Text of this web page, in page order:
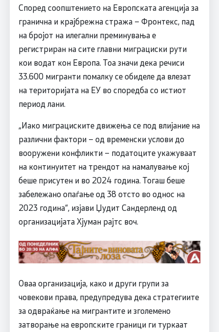
Според соопштението на Европската агенција за
гранична и крајбрежна стража – Фронтекс, пад
на бројот на илегални преминувања е
регистриран на сите главни миграциски рути
кои водат кон Европа. Тоа значи дека речиси
33.600 мигранти помалку се обиделе да влезат
на територијата на ЕУ во споредба со истиот
период лани.
„Иако миграциските движења се под влијание на
различни фактори – од временски услови до
вооружени конфликти – податоците укажуваат
на континуитет на трендот на намалување кој
беше присутен и во 2024 година. Тогаш беше
забележано опаѓање од 38 отсто во однос на
2023 година“, изјави Џудит Сандерленд од
организацијата Хјуман рајтс воч.
Оваа организација, како и други групи за
човекови права, предупредува дека стратегиите
за одвраќање на мигрантите и зголемено
затворање на европските граници ги туркаат